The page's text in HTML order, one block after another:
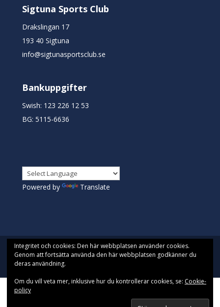
Sigtuna Sports Club
Drakslingan 17
193 40 Sigtuna
info@sigtunasportsclub.se
Bankuppgifter
Swish: 123 226 12 53
BG: 5115-6636
Powered by Translate
Designad av
Integritet och cookies: Den här webbplatsen använder cookies.
Genom att fortsätta använda den här webbplatsen godkänner du
deras användning.
Om du vill veta mer, inklusive hur du kontrollerar cookies, se: Cookie-
policy